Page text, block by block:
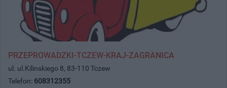
PRZEPROWADZKI-TCZEW-KRAJ-ZAGRANICA
ul. ul.Kilinskiego 8, 83-110 Tczew
Telefon: 608312355